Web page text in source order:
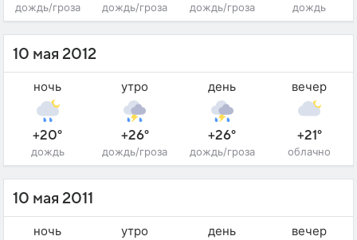
дождь/гроза дождь/гроза дождь/гроза дождь
10 мая 2012
ночь
+20°
дождь
утро
+26°
дождь/гроза
день
+26°
дождь/гроза
вечер
+21°
облачно
10 мая 2011
ночь утро день вечер